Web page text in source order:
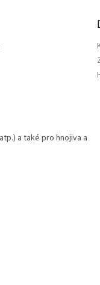
a také pro hnojiva a